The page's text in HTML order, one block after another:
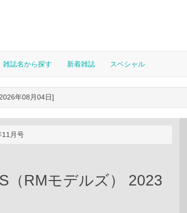
雑誌名から探す 新着雑誌 スペシャル
年08月04日]
11月号
（RMモデルズ） 2023